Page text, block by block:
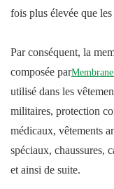
fois plus élevée que
Par conséquent, la
composée par
utilisé dans les
militaires, protection
médicaux, vêtements
spéciaux, chaussures,
et ainsi de suite.